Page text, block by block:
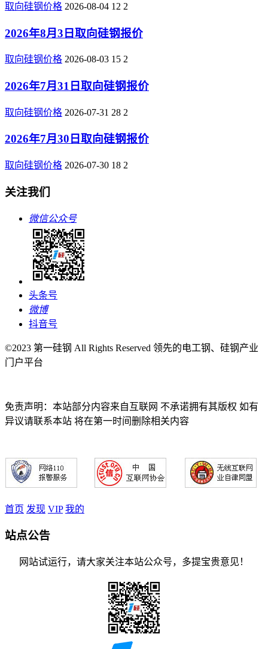
取向硅钢价格 2026-08-04 12 2
2026年8月3日取向硅钢报价
取向硅钢价格 2026-08-03 15 2
2026年7月31日取向硅钢报价
取向硅钢价格 2026-07-31 28 2
2026年7月30日取向硅钢报价
取向硅钢价格 2026-07-30 18 2
关注我们
微信公众号
头条号
微博
抖音号
©2023 第一硅钢 All Rights Reserved 领先的电工钢、硅钢产业
门户平台
免责声明：本站部分内容来自互联网 不承诺拥有其版权 如有
异议请联系本站 将在第一时间删除相关内容
首页 发现 VIP 我的
站点公告
网站试运行，请大家关注本站公众号，多提宝贵意见！